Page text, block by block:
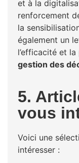
et à la
renforcement
la
également un
l’efficacité et
gestion des
5.
vous
Voici une
intéresser :